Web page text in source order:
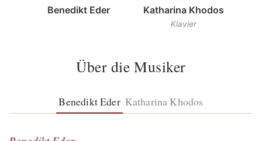
Benedikt Eder Katharina Khodos
Klavier
Über die Musiker
Benedikt Eder Katharina Khodos